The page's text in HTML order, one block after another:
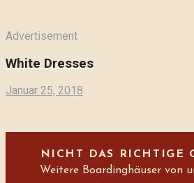
Advertisement
White Dresses
Januar 25, 2018
NICHT DAS RICHTIGE
Weitere Boardinghäuser von